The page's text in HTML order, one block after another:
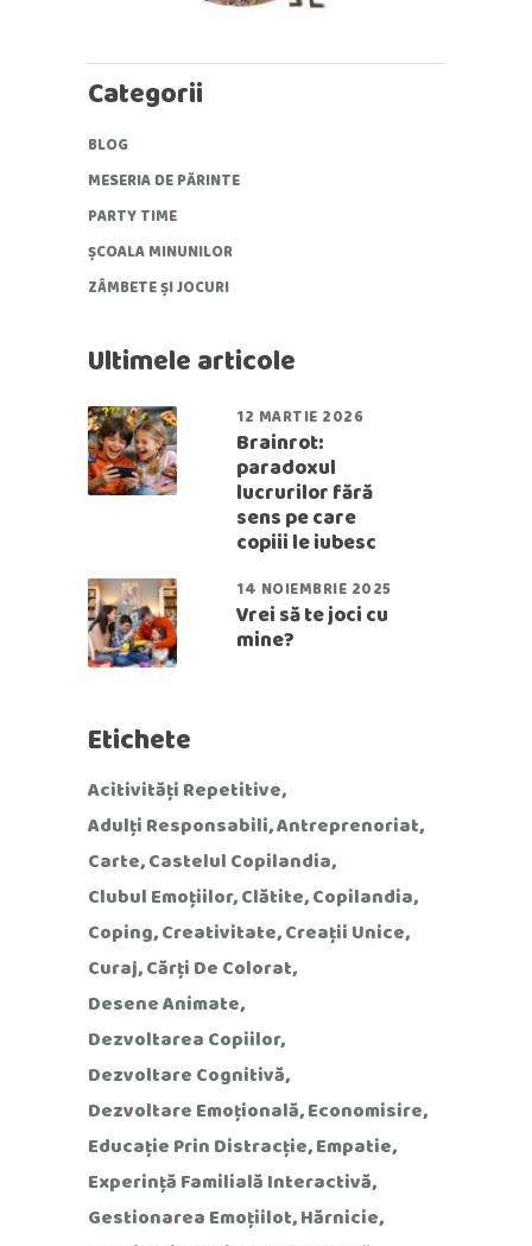
Categorii
BLOG
MESERIA DE PĂRINTE
PARTY TIME
ȘCOALA MINUNILOR
ZÂMBETE ȘI JOCURI
Ultimele articole
12 MARTIE 2026
Brainrot:
paradoxul
lucrurilor fără
sens pe care
copiii le iubesc
14 NOIEMBRIE 2025
Vrei să te joci cu
mine?
Etichete
Acitivități Repetitive
Adulți Responsabili Antreprenoriat
Carte Castelul Copilandia
Clubul Emoțiilor Clătite Copilandia
Coping Creativitate Creații Unice
Curaj Cărți De Colorat
Desene Animate
Dezvoltarea Copiilor
Dezvoltare Cognitivă
Dezvoltare Emoțională Economisire
Educație Prin Distracție Empatie
Experință Familială Interactivă
Gestionarea Emoțiilot Hărnicie